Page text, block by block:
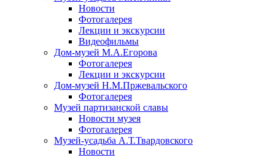
Новости
Фотогалерея
Лекции и экскурсии
Видеофильмы
Дом-музей М.А.Егорова
Фотогалерея
Лекции и экскурсии
Дом-музей Н.М.Пржевальского
Фотогалерея
Музей партизанской славы
Новости музея
Фотогалерея
Музей-усадьба А.Т.Твардовского
Новости